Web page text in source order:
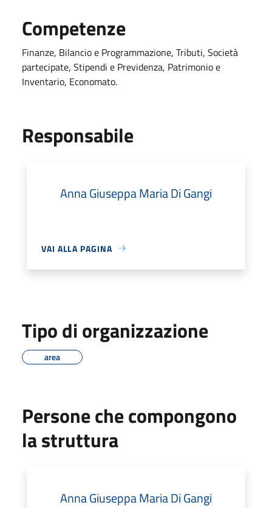
Competenze
Finanze, Bilancio e Programmazione, Tributi, Società
partecipate, Stipendi e Previdenza, Patrimonio e
Inventario, Economato.
Responsabile
Anna Giuseppa Maria Di Gangi
VAI ALLA PAGINA
Tipo di organizzazione
area
Persone che compongono
la struttura
Anna Giuseppa Maria Di Gangi